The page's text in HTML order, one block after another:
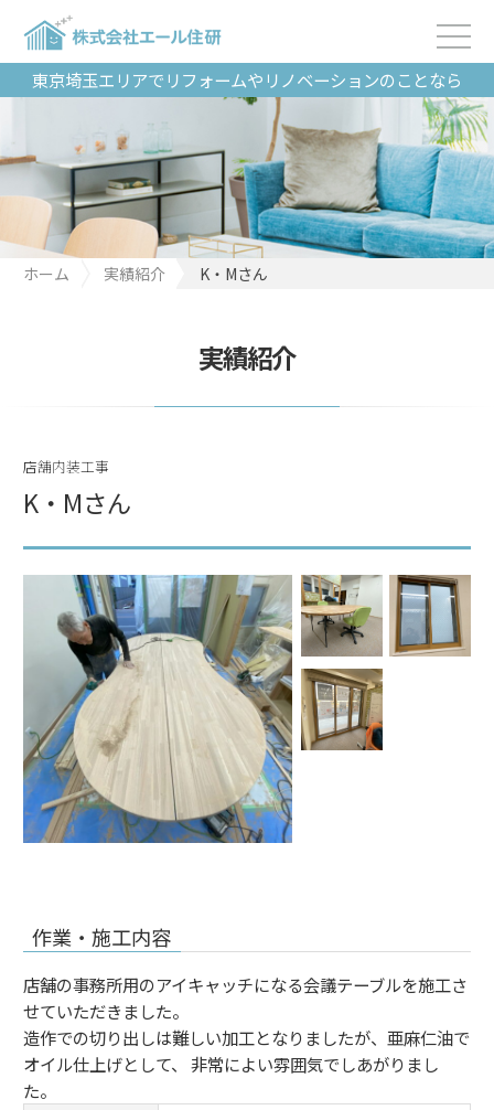
東京埼玉エリアでリフォームやリノベーションのことなら
ホーム 実績紹介 K・Mさん
実績紹介
店舗内装工事
K・Mさん
作業・施工内容
店舗の事務所用のアイキャッチになる会議テーブルを施工さ
せていただきました。
造作での切り出しは難しい加工となりましたが、亜麻仁油で
オイル仕上げとして、 非常によい雰囲気でしあがりまし
た。